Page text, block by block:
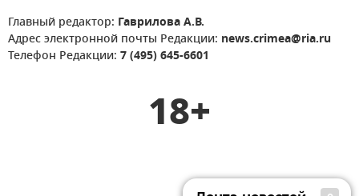
Главный редактор: Гаврилова А.В.
Адрес электронной почты Редакции: news.crimea@ria.ru
Телефон Редакции: 7 (495) 645-6601
18+